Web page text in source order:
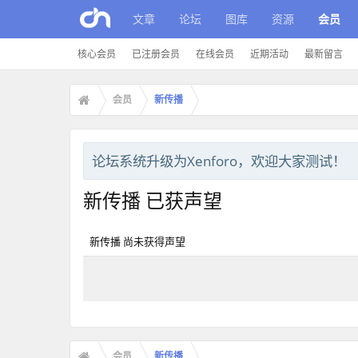
文章 论坛 图库 资源 会员
核心会员 已注册会员 在线会员 近期活动 最新留言
会员 新传播
论坛系统升级为Xenforo，欢迎大家测试！
新传播 已获声望
新传播 尚未获得声望